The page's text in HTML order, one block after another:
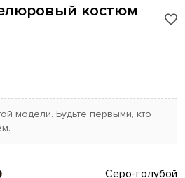
костюм
модели. Будьте первыми, кто
Серо-голубой